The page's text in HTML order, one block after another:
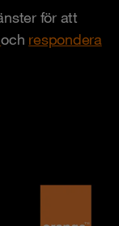
för att
och respondera